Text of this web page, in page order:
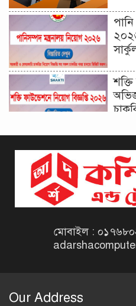
Job
মোবাইল :
Our Address